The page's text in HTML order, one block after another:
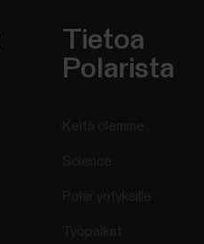
Tietoa
Polarista